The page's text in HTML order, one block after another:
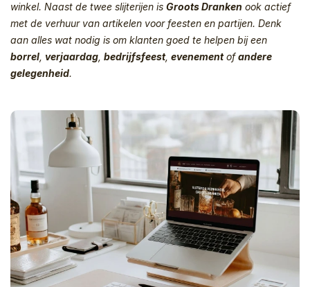
winkel. Naast de twee slijterijen is Groots Dranken ook actief
met de verhuur van artikelen voor feesten en partijen. Denk
aan alles wat nodig is om klanten goed te helpen bij een
borrel verjaardag bedrijfsfeest, evenementofandere
gelegenheid.